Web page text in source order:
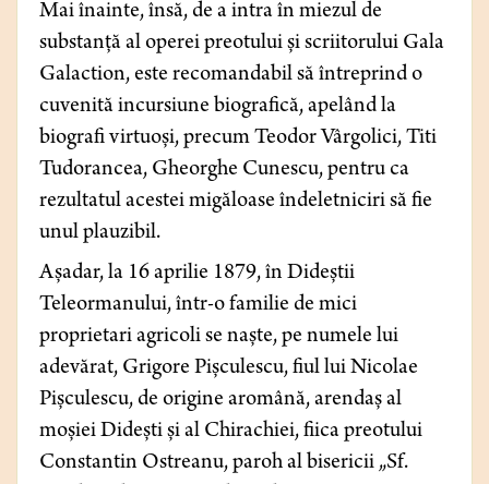
Mai înainte, însă, de a intra în miezul de
substanță al operei preotului și scriitorului Gala
Galaction, este recomandabil să întreprind o
cuvenită incursiune biografică, apelând la
biografi virtuoși, precum Teodor Vârgolici, Titi
Tudorancea, Gheorghe Cunescu, pentru ca
rezultatul acestei migăloase îndeletniciri să fie
unul plauzibil.
Așadar, la 16 aprilie 1879, în Dideștii
Teleormanului, într-o familie de mici
proprietari agricoli se naște, pe numele lui
adevărat, Grigore Pișculescu, fiul lui Nicolae
Pișculescu, de origine aromână, arendaș al
moșiei Didești și al Chirachiei, fiica preotului
Constantin Ostreanu, paroh al bisericii „Sf.